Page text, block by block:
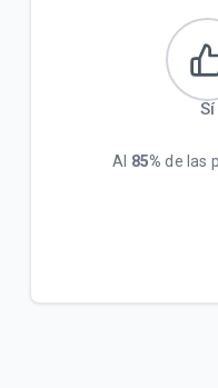
Sí
Al 85% de las